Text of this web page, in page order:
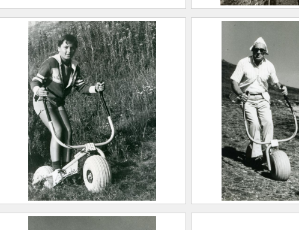
Vue du site de l’usine de la
Gorge après la démolition des
bâtiments
CHAPELAIN, Jean-Marie
2022.0.22
Passerelle au
CHAPELAIN,
2022.0.25
Trottin’herbe au Collet
Trottin’herbe au